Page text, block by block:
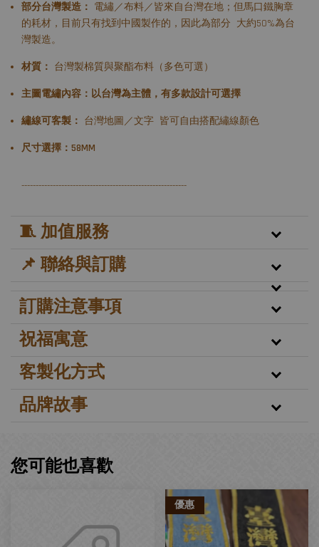
部分台灣製造： 電繡／布料／皆來自台灣在地；但馬口鐵胸章
的耗材，目前只有找到中國製作的，因此為部分 大約50%為台
灣製造。
材質： 台灣製棉質與聚酯布料（多色可選）
主圖電繡內容：以台灣為主體，有多款設計可選擇
繡線可客製： 台灣地圖／文字 皆可自由搭配繡線顏色
尺寸選擇：58MM
----------------------------------------------------------
🧵 加值服務
📌 聯絡與訂購
訂購注意事項
祝福寓意
客製化方式
品牌故事
您可能也喜歡
優惠